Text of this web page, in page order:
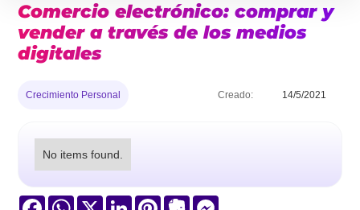
Comercio electrónico: comprar y
vender a través de los medios
digitales
Crecimiento Personal Creado: 14/5/2021
No items found.
FacebookWhatsApp
X LinkedInPinterestEvernote